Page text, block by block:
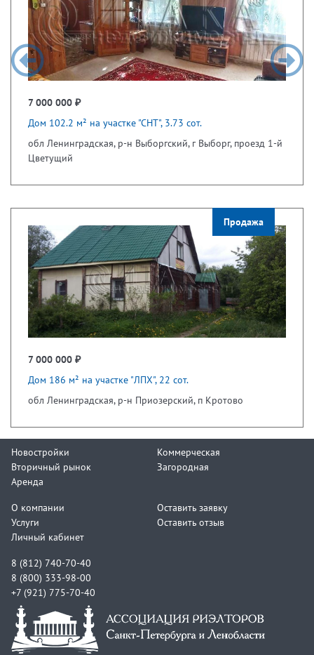
7 000 000 ₽
Дом 102.2 м² на участке "СНТ", 3.73 сот.
обл Ленинградская, р-н Выборгский, г Выборг, проезд 1-й
Цветущий
Продажа
7 000 000 ₽
Дом 186 м² на участке "ЛПХ", 22 сот.
обл Ленинградская, р-н Приозерский, п Кротово
Новостройки
Вторичный рынок
Аренда
Коммерческая
Загородная
О компании
Услуги
Личный кабинет
Оставить заявку
Оставить отзыв
8 (812) 740-70-40
8 (800) 333-98-00
+7 (921) 775-70-40